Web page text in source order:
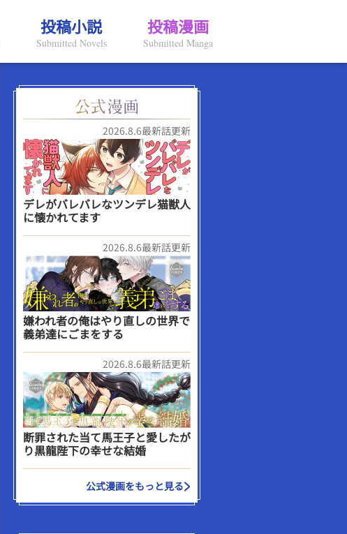
投稿小説
Submitted Novels
投稿漫画
Submitted Manga
2026.8.6最新話更新
デレがバレバレなツンデレ猫獣人
に懐かれてます
2026.8.6最新話更新
嫌われ者の俺はやり直しの世界で
義弟達にごまをする
2026.8.6最新話更新
断罪された当て馬王子と愛したが
り黒龍陛下の幸せな結婚
公式漫画をもっと見る